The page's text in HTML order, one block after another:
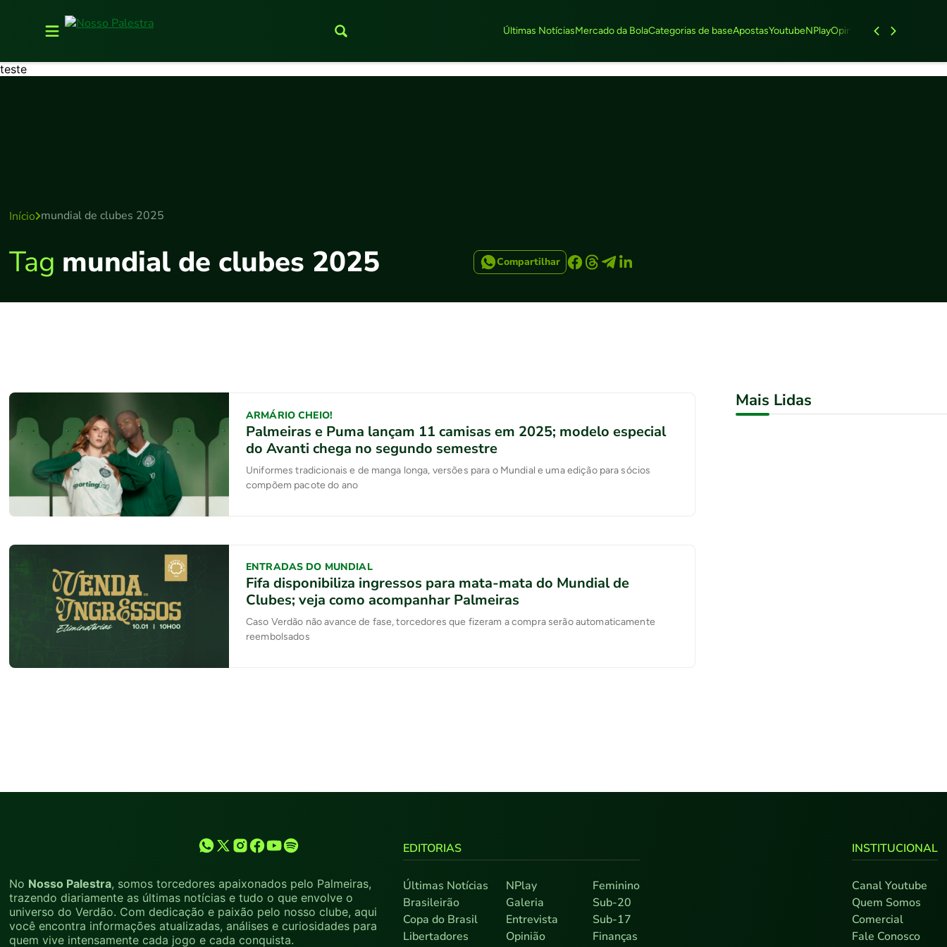
Últimas NotíciasMercado da BolaCategorias de baseApostasYoutubeNPlayOpinião Feminino
teste
Início mundial de clubes 2025
Tag mundial de clubes 2025 Compartilhar
ARMÁRIO CHEIO!
Palmeiras e Puma lançam 11 camisas em 2025; modelo especial
do Avanti chega no segundo semestre
Uniformes tradicionais e de manga longa, versões para o Mundial e uma edição para sócios
compõem pacote do ano
ENTRADAS DO MUNDIAL
Fifa disponibiliza ingressos para mata-mata do Mundial de
Clubes; veja como acompanhar Palmeiras
Caso Verdão não avance de fase, torcedores que fizeram a compra serão automaticamente
reembolsados
Mais Lidas
No Nosso Palestra, somos torcedores apaixonados pelo Palmeiras,
trazendo diariamente as últimas notícias e tudo o que envolve o
universo do Verdão. Com dedicação e paixão pelo nosso clube, aqui
você encontra informações atualizadas, análises e curiosidades para
quem vive intensamente cada jogo e cada conquista.
EDITORIAS
Últimas Notícias
Brasileirão
Copa do Brasil
Libertadores
NPlay
Galeria
Entrevista
Opinião
Feminino
Sub-20
Sub-17
Finanças
INSTITUCIONAL
Canal Youtube
Quem Somos
Comercial
Fale Conosco